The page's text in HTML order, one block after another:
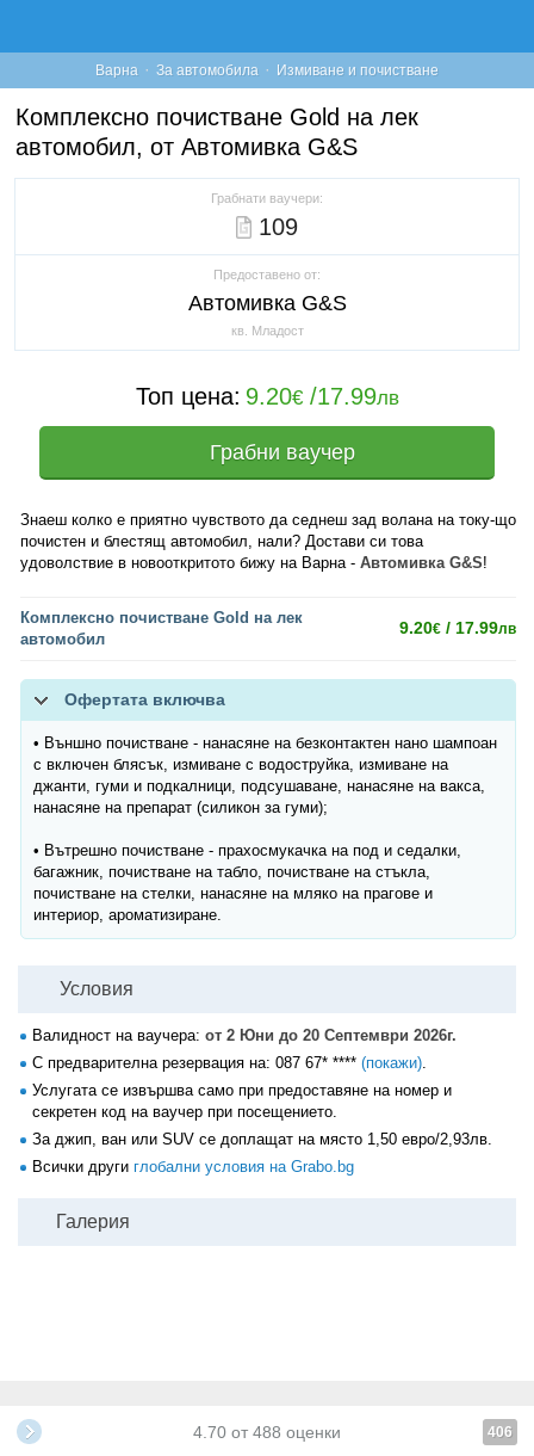
Варна · За автомобила · Измиване и почистване
Комплексно почистване Gold на лек
автомобил, от Автомивка G&S
Грабнати ваучери:
109
Предоставено от:
Автомивка G&S
кв. Младост
Топ цена: 9.20€/17.99лв
Грабни ваучер
Знаеш колко е приятно чувството да седнеш зад волана на току-що
почистен и блестящ автомобил, нали? Достави си това
удоволствие в новооткритото бижу на Варна - Автомивка G&S!
Комплексно почистване Gold на лек
автомобил
9.20€ / 17.99лв
Офертата включвa
• Външно почистване - нанасяне на безконтактен нано шампоан
с включен блясък, измиване с водоструйка, измиване на
джанти, гуми и подкалници, подсушаване, нанасяне на вакса,
нанасяне на препарат (силикон за гуми);
• Вътрешно почистване - прахосмукачка на под и седалки,
багажник, почистване на табло, почистване на стъкла,
почистване на стелки, нанасяне на мляко на прагове и
интериор, ароматизиране.
Условия
Валидност на ваучера: от 2 Юни до 20 Септември 2026г.
С предварителна резервация на: 087 67* **** (покажи).
Услугата се извършва само при предоставяне на номер и
секретен код на ваучер при посещението.
За джип, ван или SUV се доплащат на място 1,50 евро/2,93лв.
Всички други глобални условия на Grabo.bg
Галерия
4.70 от 488 оценки 406